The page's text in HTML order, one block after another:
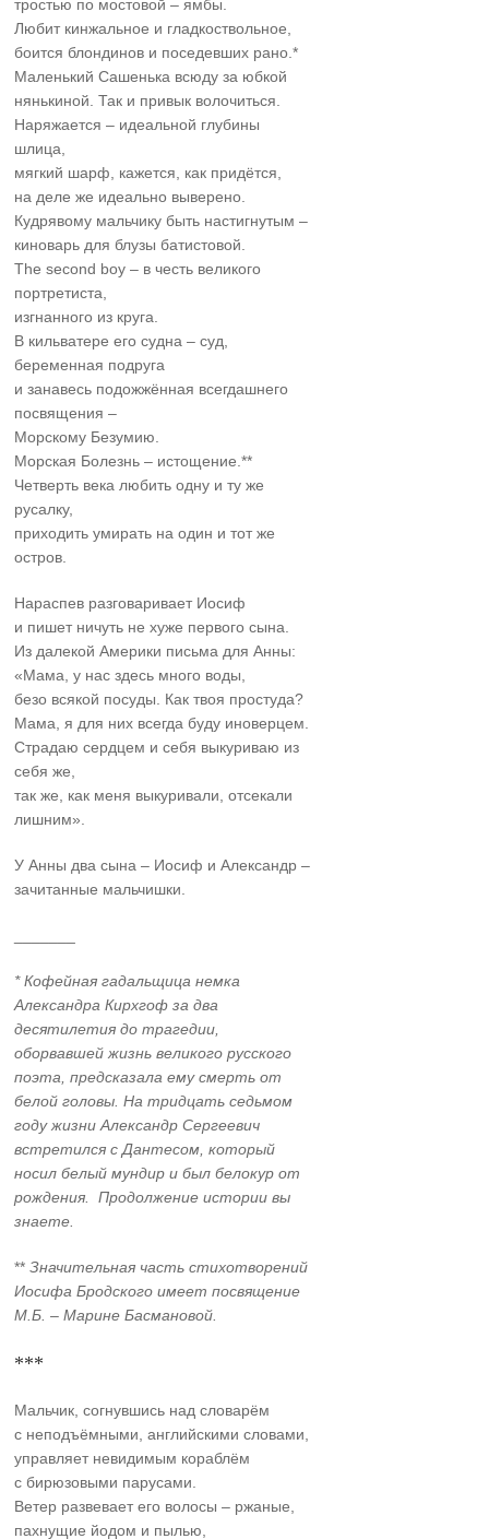
тростью по мостовой – ямбы.
Любит кинжальное и гладкоствольное,
боится блондинов и поседевших рано.*
Маленький Сашенька всюду за юбкой
нянькиной. Так и привык волочиться.
Наряжается – идеальной глубины
шлица,
мягкий шарф, кажется, как придётся,
на деле же идеально выверено.
Кудрявому мальчику быть настигнутым –
киноварь для блузы батистовой.
The second boy – в честь великого
портретиста,
изгнанного из круга.
В кильватере его судна – суд,
беременная подруга
и занавесь подожжённая всегдашнего
посвящения –
Морскому Безумию.
Морская Болезнь – истощение.**
Четверть века любить одну и ту же
русалку,
приходить умирать на один и тот же
остров.
Нараспев разговаривает Иосиф
и пишет ничуть не хуже первого сына.
Из далекой Америки письма для Анны:
«Мама, у нас здесь много воды,
безо всякой посуды. Как твоя простуда?
Мама, я для них всегда буду иноверцем.
Страдаю сердцем и себя выкуриваю из
себя же,
так же, как меня выкуривали, отсекали
лишним».
У Анны два сына – Иосиф и Александр –
зачитанные мальчишки.
* Кофейная гадальщица немка
Александра Кирхгоф за два
десятилетия до трагедии,
оборвавшей жизнь великого русского
поэта, предсказала ему смерть от
белой головы. На тридцать седьмом
году жизни Александр Сергеевич
встретился с Дантесом, который
носил белый мундир и был белокур от
рождения. Продолжение истории вы
знаете.
**Значительная часть стихотворений
Иосифа Бродского имеет посвящение
М.Б. – Марине Басмановой.
***
Мальчик, согнувшись над словарём
с неподъёмными, английскими словами,
управляет невидимым кораблём
с бирюзовыми парусами.
Ветер развевает его волосы – ржаные,
пахнущие йодом и пылью,